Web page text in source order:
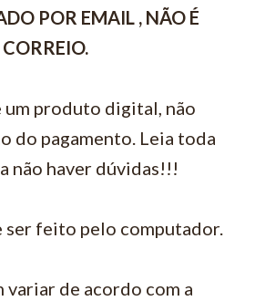
POR EMAIL , NÃO É
um produto digital, não
do pagamento. Leia toda
não haver dúvidas!!!
ser feito pelo computador.
variar de acordo com a